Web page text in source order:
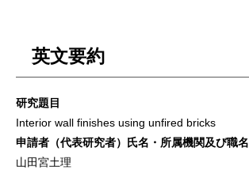
英文要約
研究題目
Interior wall finishes using unfired bricks
申請者（代表研究者）氏名・所属機関及び職名
山田宮土理